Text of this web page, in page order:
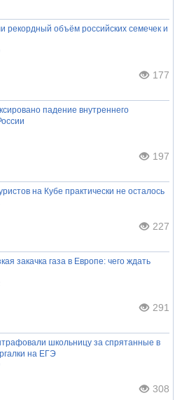
рекордный объём российских семечек и
177
падение внутреннего
197
на Кубе практически не осталось
227
закачка газа в Европе: чего ждать
291
школьницу за спрятанные в
на ЕГЭ
308